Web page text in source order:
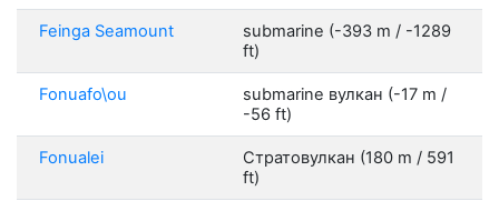
Feinga Seamount
submarine (-393 m / -1289
ft)
Fonuafo\ou
submarine вулкан (-17 m /
-56 ft)
Fonualei
Стратовулкан (180 m / 591
ft)